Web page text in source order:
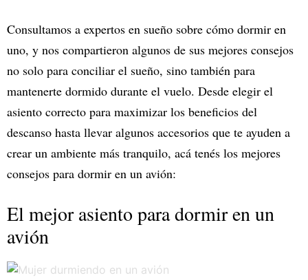
Consultamos a expertos en sueño sobre cómo dormir en
uno, y nos compartieron algunos de sus mejores consejos
no solo para conciliar el sueño, sino también para
mantenerte dormido durante el vuelo. Desde elegir el
asiento correcto para maximizar los beneficios del
descanso hasta llevar algunos accesorios que te ayuden a
crear un ambiente más tranquilo, acá tenés los mejores
consejos para dormir en un avión:
El mejor asiento para dormir en un
avión